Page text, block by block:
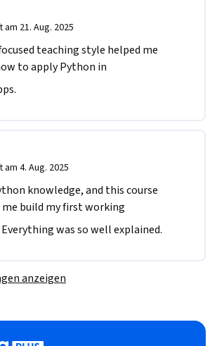
am 21. Aug. 2025
teaching style helped me
to apply Python in
am 4. Aug. 2025
knowledge, and this course
build my first working
was so well explained.
anzeigen